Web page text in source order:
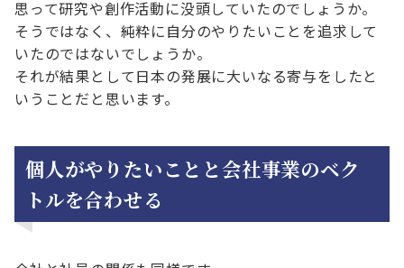
思って研究や創作活動に没頭していたのでしょうか。
そうではなく、純粋に自分のやりたいことを追求して
いたのではないでしょうか。
それが結果として日本の発展に大いなる寄与をしたと
いうことだと思います。
個人がやりたいことと会社事業のベク
トルを合わせる